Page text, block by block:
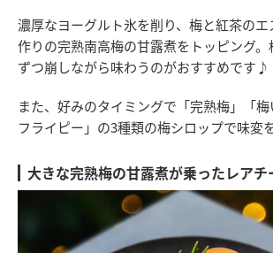
濃厚なヨーグルト氷を削り、梅と紅茶の
作りの完熟南高梅の甘露煮をトッピング
ずつ崩しながら味わうのがおすすめです♪
また、好みのタイミングで「完熟梅」「
フライピー」の3種類の梅シロップで味変
大きな完熟梅の甘露煮が乗ったレアチ